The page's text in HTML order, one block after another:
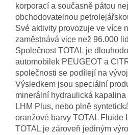
korporací a současně pátou
obchodovatelnou
Své aktivity provozuje ve více
zaměstnává vice než 96.000
Společnost TOTAL je
automobilek PEUGEOT a
společnosti se podílejí na
Výsledkem jsou speciální
minerální hydraulická
LHM Plus, nebo plně
oranžové barvy TOTAL Fluide
TOTAL je zároveň jediným